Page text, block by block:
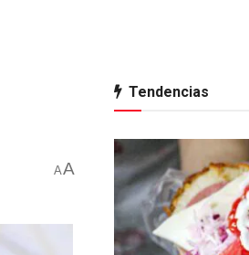
AA
Tendencias